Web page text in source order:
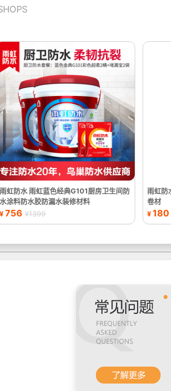
雨虹防水 雨虹蓝色经典G101厨房卫生间防
水涂料防水胶防漏水装修材料
¥756 ¥1399
雨虹防
卷材
¥ 180